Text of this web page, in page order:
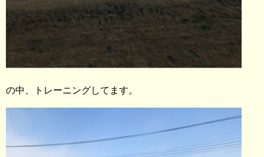
の中、トレーニングしてます。